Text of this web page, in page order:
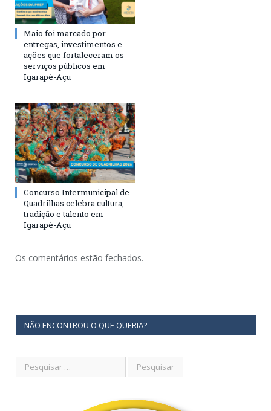
Maio foi marcado por
entregas, investimentos e
ações que fortaleceram os
serviços públicos em
Igarapé-Açu
Concurso Intermunicipal de
Quadrilhas celebra cultura,
tradição e talento em
Igarapé-Açu
Os comentários estão fechados.
NÃO ENCONTROU O QUE QUERIA?